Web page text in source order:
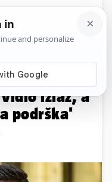
Komentari
otvoreno
izlaz, a
podrška'